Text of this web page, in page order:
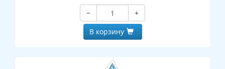
−
+
В корзину